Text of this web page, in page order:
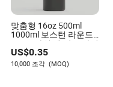
맞춤형 16oz 500ml
1000ml 보스턴 라운드
HDPE 샤워 젤 샴푸 바디
케어 크림 화장품 용기
플라스틱 병 포장
US$0.35
10,000 조각 (MOQ)